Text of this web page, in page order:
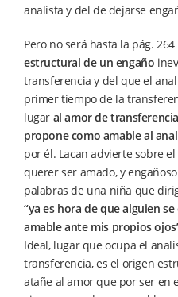
analista y del de dejarse
Pero no será hasta la pág.
estructural de un engaño
transferencia y del que el
primer tiempo de la
lugar al amor de
propone como amable al
por él. Lacan advierte sobre
querer ser amado, y
palabras de una niña que
“ya es hora de que alguien
amable ante mis propios
Ideal, lugar que ocupa el
transferencia, es el origen
atañe al amor que por ser en